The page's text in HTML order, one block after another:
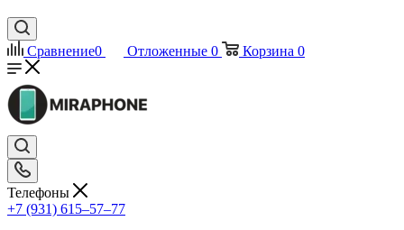
Сравнение0 Отложенные 0 Корзина 0
Телефоны
+7 (931) 615‒57‒77